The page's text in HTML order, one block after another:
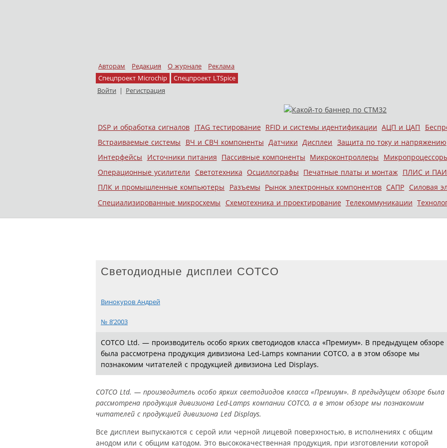
Авторам Редакция О журнале
Реклама
Спецпроект Microchip
Спецпроект LTSpice
Войти | Регистрация
Меню
Skip to content
DSP и обработка сигналов JTAG тестирование RFID и системы идентификации АЦП и ЦАП
Встраиваемые системы
ВЧ и СВЧ компоненты Датчики Дисплеи Защита по току и напряжению
Интерфейсы
Источники питания Пассивные компоненты Микроконтроллеры
Операционные усилители
Светотехника Осциллографы Печатные платы и монтаж ПЛИС и
ПЛК и промышленные компьютеры
Разъемы Рынок электронных компонентов САПР Силовая
Специализированные микросхемы
Схемотехника и проектирование Телекоммуникации
Светодиодные дисплеи COTCO
Винокуров Андрей
№ 8’2003
COTCO Ltd. — производитель особо ярких светодиодов класса «Премиум». В предыдущем обзоре
была рассмотрена продукция дивизиона Led-Lamps компании COTCO, а в этом обзоре мы
познакомим читателей с продукцией дивизиона Led Displays.
COTCO Ltd. — производитель особо ярких светодиодов класса «Премиум». В предыдущем обзоре была
рассмотрена продукция дивизиона Led-Lamps компании COTCO, а в этом обзоре мы познакомим
читателей с продукцией дивизиона Led Displays.
Все дисплеи выпускаются с серой или черной лицевой поверхностью, в исполнениях с общим
анодом или с общим катодом. Это высококачественная продукция, при изготовлении которой